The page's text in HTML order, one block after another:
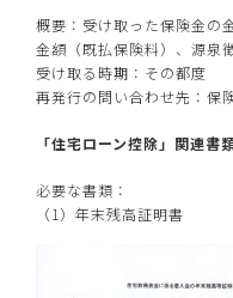
概要：受け取った保険金の
金額（既払保険料）、源泉
受け取る時期：その都度
再発行の問い合わせ先：保
「住宅ローン控除」関連書
必要な書類：
（1）年末残高証明書